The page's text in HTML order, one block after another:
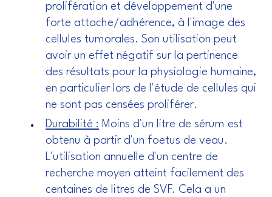
prolifération et développement d'une
forte attache/adhérence, à l'image des
cellules tumorales. Son utilisation peut
avoir un effet négatif sur la pertinence
des résultats pour la physiologie humaine,
en particulier lors de l'étude de cellules qui
ne sont pas censées proliférer.
Durabilité : Moins d'un litre de sérum est
obtenu à partir d'un foetus de veau.
L'utilisation annuelle d'un centre de
recherche moyen atteint facilement des
centaines de litres de SVF. Cela a un